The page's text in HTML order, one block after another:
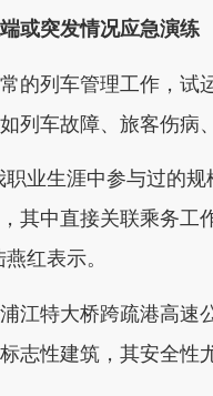
突发情况应急演练
列车管理工作，试运
列车故障、旅客伤病
生涯中参与过的规
其中直接关联乘务工
红表示。
特大桥跨疏港高速公
志性建筑，其安全性